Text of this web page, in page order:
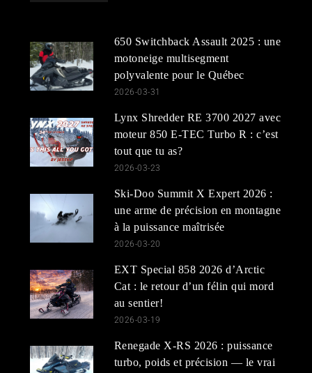
650 Switchback Assault 2025 : une
motoneige multisegment
polyvalente pour le Québec
2026-03-31
Lynx Shredder RE 3700 2027 avec
moteur 850 E-TEC Turbo R : c’est
tout que tu as?
2026-03-23
Ski-Doo Summit X Expert 2026 :
une arme de précision en montagne
à la puissance maîtrisée
2026-03-20
EXT Special 858 2026 d’Arctic
Cat : le retour d’un félin qui mord
au sentier!
2026-03-19
Renegade X-RS 2026 : puissance
turbo, poids et précision — le vrai